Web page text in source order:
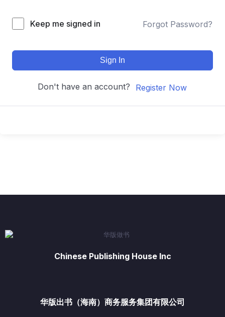
Keep me signed in Forgot Password?
Sign In
Don't have an account? Register Now
Chinese Publishing House Inc
华版出书（海南）商务服务集团有限公司